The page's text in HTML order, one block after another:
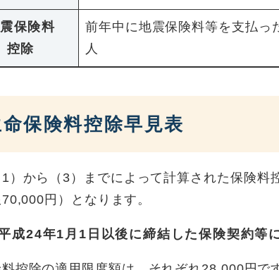
保険料
控除
前年中に地震保険料等を支払っ
人
保険料控除早見表
）から（3）までによって計算された保険料
70,000円）となります。
平成24年1月1日以後に締結した保険契約等